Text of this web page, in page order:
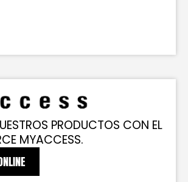
PRODUCTOS CON EL
MYACCESS.